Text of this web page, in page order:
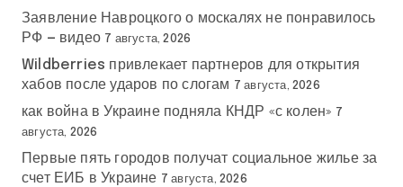
Заявление Навроцкого о москалях не понравилось
РФ — видео 7 августа, 2026
Wildberries привлекает партнеров для открытия
хабов после ударов по слогам 7 августа, 2026
как война в Украине подняла КНДР «с колен» 7
августа, 2026
Первые пять городов получат социальное жилье за
счет ЕИБ в Украине 7 августа, 2026